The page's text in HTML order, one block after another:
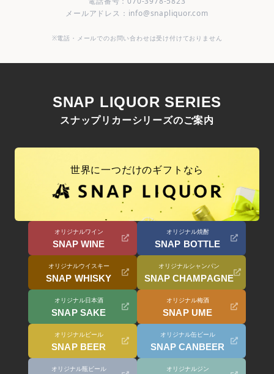
メールアドレス：info@snapliquor.com
※電話・メールでのお問い合わせは受け付けておりません
SNAP LIQUOR SERIES
スナップリカーシリーズのご案内
世界に一つだけのギフトなら
オリジナルワイン
SNAP WINE
オリジナル焼酎
SNAP BOTTLE
オリジナルウイスキー
SNAP WHISKY
オリジナルシャンパン
SNAP CHAMPAGNE
オリジナル日本酒
SNAP SAKE
オリジナル梅酒
SNAP UME
オリジナルビール
SNAP BEER
オリジナル缶ビール
SNAP CANBEER
オリジナル瓶ビール オリジナルジン